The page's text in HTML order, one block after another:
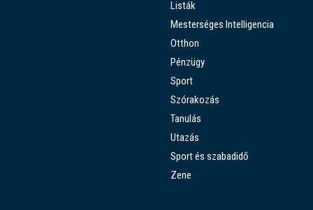
Listák
Mesterséges Intelligencia
Otthon
Pénzügy
Sport
Szórakozás
Tanulás
Utazás
Sport és szabadidő
Zene